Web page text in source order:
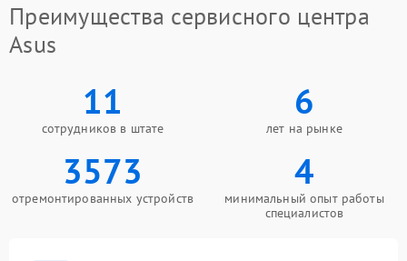
Преимущества сервисного центра
Asus
11
сотрудников в штате
6
лет на рынке
3573
отремонтированных устройств
4
минимальный опыт работы
специалистов